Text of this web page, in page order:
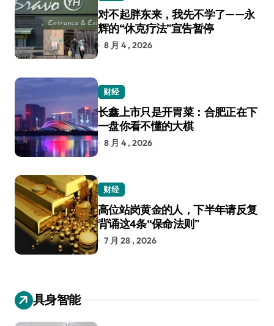
对不起胖东来，我先不学了——永
辉的“休克疗法”宣告暂停
8 月 4 , 2026
财经
长鑫上市只是开胃菜：合肥正在下
一盘你看不懂的大棋
8 月 4 , 2026
财经
高位站岗黄金的人，下半年请反复
背诵这4条“保命法则”
7 月 28 , 2026
具身智能